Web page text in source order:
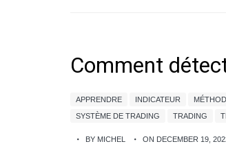
Comment
APPRENDRE INDICATEUR
SYSTÈME DE TRADING
TRADING
BY MICHEL ON DECEMBER 19,